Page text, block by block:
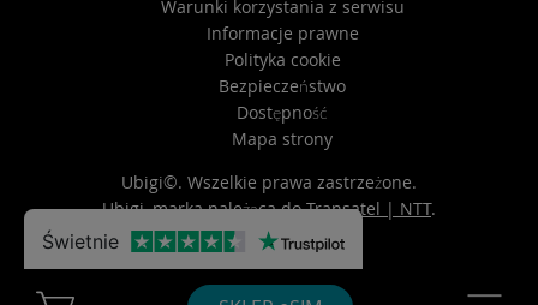
Warunki korzystania z serwisu
Informacje prawne
Polityka cookie
Bezpieczeństwo
Dostępność
Mapa strony
Ubigi©. Wszelkie prawa zastrzeżone.
Ubigi, marka należąca doTransatel | NTT.
Świetnie